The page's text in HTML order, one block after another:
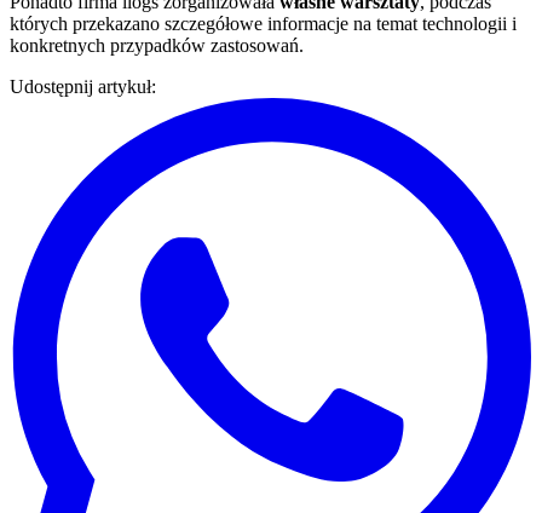
których przekazano szczegółowe informacje na temat technologii i
konkretnych przypadków zastosowań.
Udostępnij artykuł: